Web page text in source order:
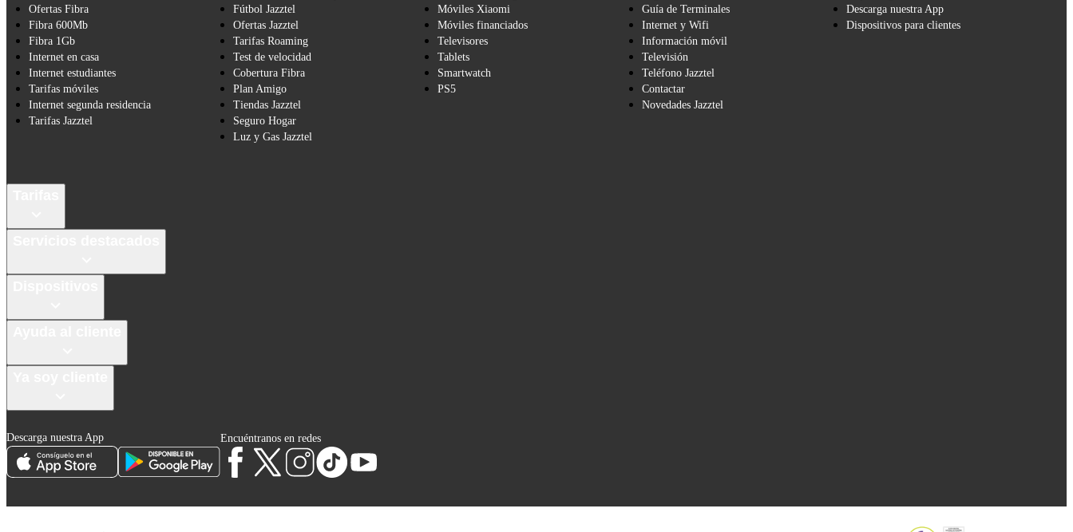
Ofertas Fibra
Fibra 600Mb
Fibra 1Gb
Internet en casa
Internet estudiantes
Tarifas móviles
Internet segunda residencia
Tarifas Jazztel
Fútbol Jazztel
Ofertas Jazztel
Tarifas Roaming
Test de velocidad
Cobertura Fibra
Plan Amigo
Tiendas Jazztel
Seguro Hogar
Luz y Gas Jazztel
Móviles Xiaomi
Móviles financiados
Televisores
Tablets
Smartwatch
PS5
Guía de Terminales
Internet y Wifi
Información móvil
Televisión
Teléfono Jazztel
Contactar
Novedades Jazztel
Descarga nuestra App
Dispositivos para clientes
Descarga nuestra App Encuéntranos en redes